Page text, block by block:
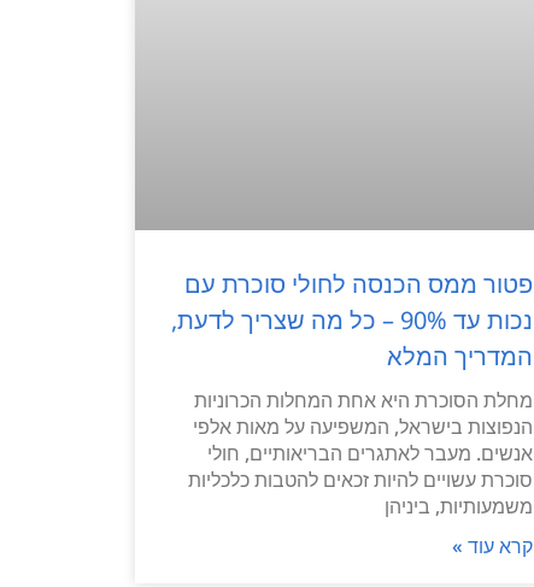
פטור ממס הכנסה לחולי סוכרת עם
נכות עד 90% – כל מה שצריך לדעת,
המדריך המלא
מחלת הסוכרת היא אחת המחלות הכרוניות
הנפוצות בישראל, המשפיעה על מאות אלפי
אנשים. מעבר לאתגרים הבריאותיים, חולי
סוכרת עשויים להיות זכאים להטבות כלכליות
משמעותיות, ביניהן
קרא עוד »